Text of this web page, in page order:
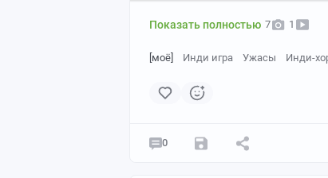
Показать полностью 7 1
[моё] Инди игра Ужасы Инди-
0